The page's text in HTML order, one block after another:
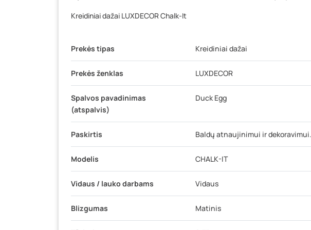
Kreidiniai dažai LUXDECOR Chalk-It
Prekės tipas Kreidiniai dažai
Prekės ženklas LUXDECOR
Spalvos pavadinimas
(atspalvis)
Duck Egg
Paskirtis Baldų atnaujinimui ir dekoravimui.
Modelis CHALK-IT
Vidaus / lauko darbams Vidaus
Blizgumas Matinis